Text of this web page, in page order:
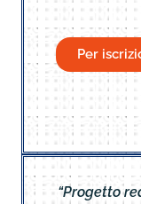
Per
“Progetto